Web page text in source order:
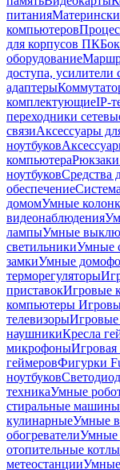
питания
компьютеров
для корпусов ПК
оборудование
доступа, усилители
адаптеры
комплектующиеIP-
переходники
связиАксессуары
ноутбуков
компьютераРюкзаки
ноутбуковСредства
обеспечение
домомУмные
видеонаблюдения
лампыУмные
светильникиУмные
замкиУмные
терморегуляторы
приставокИгровые
компьютеры
телевизоры
наушникиКресла
микрофоныИгровая
геймеровФигурки
ноутбуков
техникаУмные
стиральные машины
кулинарныеУмные
обогревателиУмные
отопительные котлы
метеостанции